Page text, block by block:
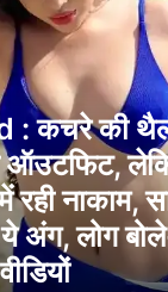
कचरे की
ऑउटफिट,
नाकाम,
अंग, लोग